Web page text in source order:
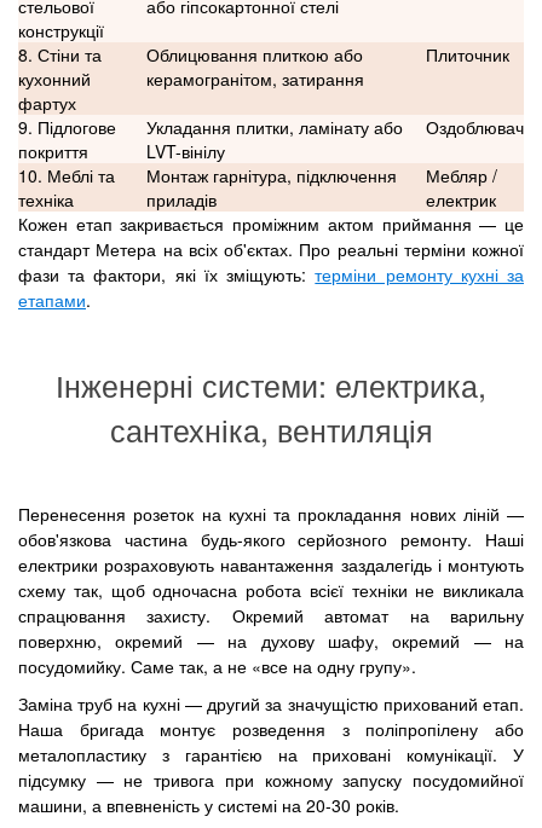
стельової
конструкції
або гіпсокартонної стелі
8. Стіни та
кухонний
фартух
Облицювання плиткою або
керамогранітом, затирання
Плиточник
9. Підлогове
покриття
Укладання плитки, ламінату або
LVT-вінілу
Оздоблювач
10. Меблі та
техніка
Монтаж гарнітура, підключення
приладів
Мебляр /
електрик
Кожен етап закривається проміжним актом приймання — це
стандарт Метера на всіх об'єктах. Про реальні терміни кожної
фази та фактори, які їх зміщують:терміни ремонту кухні за
етапами.
Інженерні системи: електрика,
сантехніка, вентиляція
Перенесення розеток на кухні та прокладання нових ліній —
обов'язкова частина будь-якого серйозного ремонту. Наші
електрики розраховують навантаження заздалегідь і монтують
схему так, щоб одночасна робота всієї техніки не викликала
спрацювання захисту. Окремий автомат на варильну
поверхню, окремий — на духову шафу, окремий — на
посудомийку. Саме так, а не «все на одну групу».
Заміна труб на кухні — другий за значущістю прихований етап.
Наша бригада монтує розведення з поліпропілену або
металопластику з гарантією на приховані комунікації. У
підсумку — не тривога при кожному запуску посудомийної
машини, а впевненість у системі на 20-30 років.